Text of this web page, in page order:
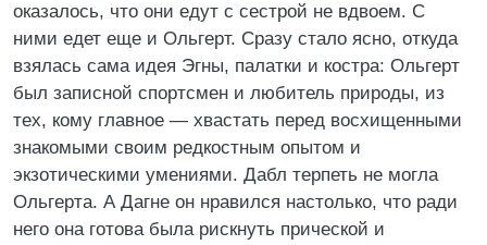
оказалось, что они едут с сестрой не вдвоем. С
ними едет еще и Ольгерт. Сразу стало ясно, откуда
взялась сама идея Эгны, палатки и костра: Ольгерт
был записной спортсмен и любитель природы, из
тех, кому главное — хвастать перед восхищенными
знакомыми своим редкостным опытом и
экзотическими умениями. Дабл терпеть не могла
Ольгерта. А Дагне он нравился настолько, что ради
него она готова была рискнуть прической и